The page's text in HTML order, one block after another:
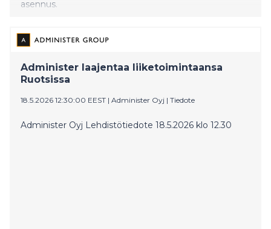
asennus.
Administer laajentaa liiketoimintaansa
Ruotsissa
18.5.2026 12:30:00 EEST | Administer Oyj | Tiedote
Administer Oyj Lehdistötiedote 18.5.2026 klo 12.30